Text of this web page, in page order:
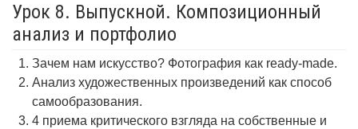
Урок 8. Выпускной. Композиционный
анализ и портфолио
Зачем нам искусство? Фотография как ready-made.
Анализ художественных произведений как способ
самообразования.
4 приема критического взгляда на собственные и